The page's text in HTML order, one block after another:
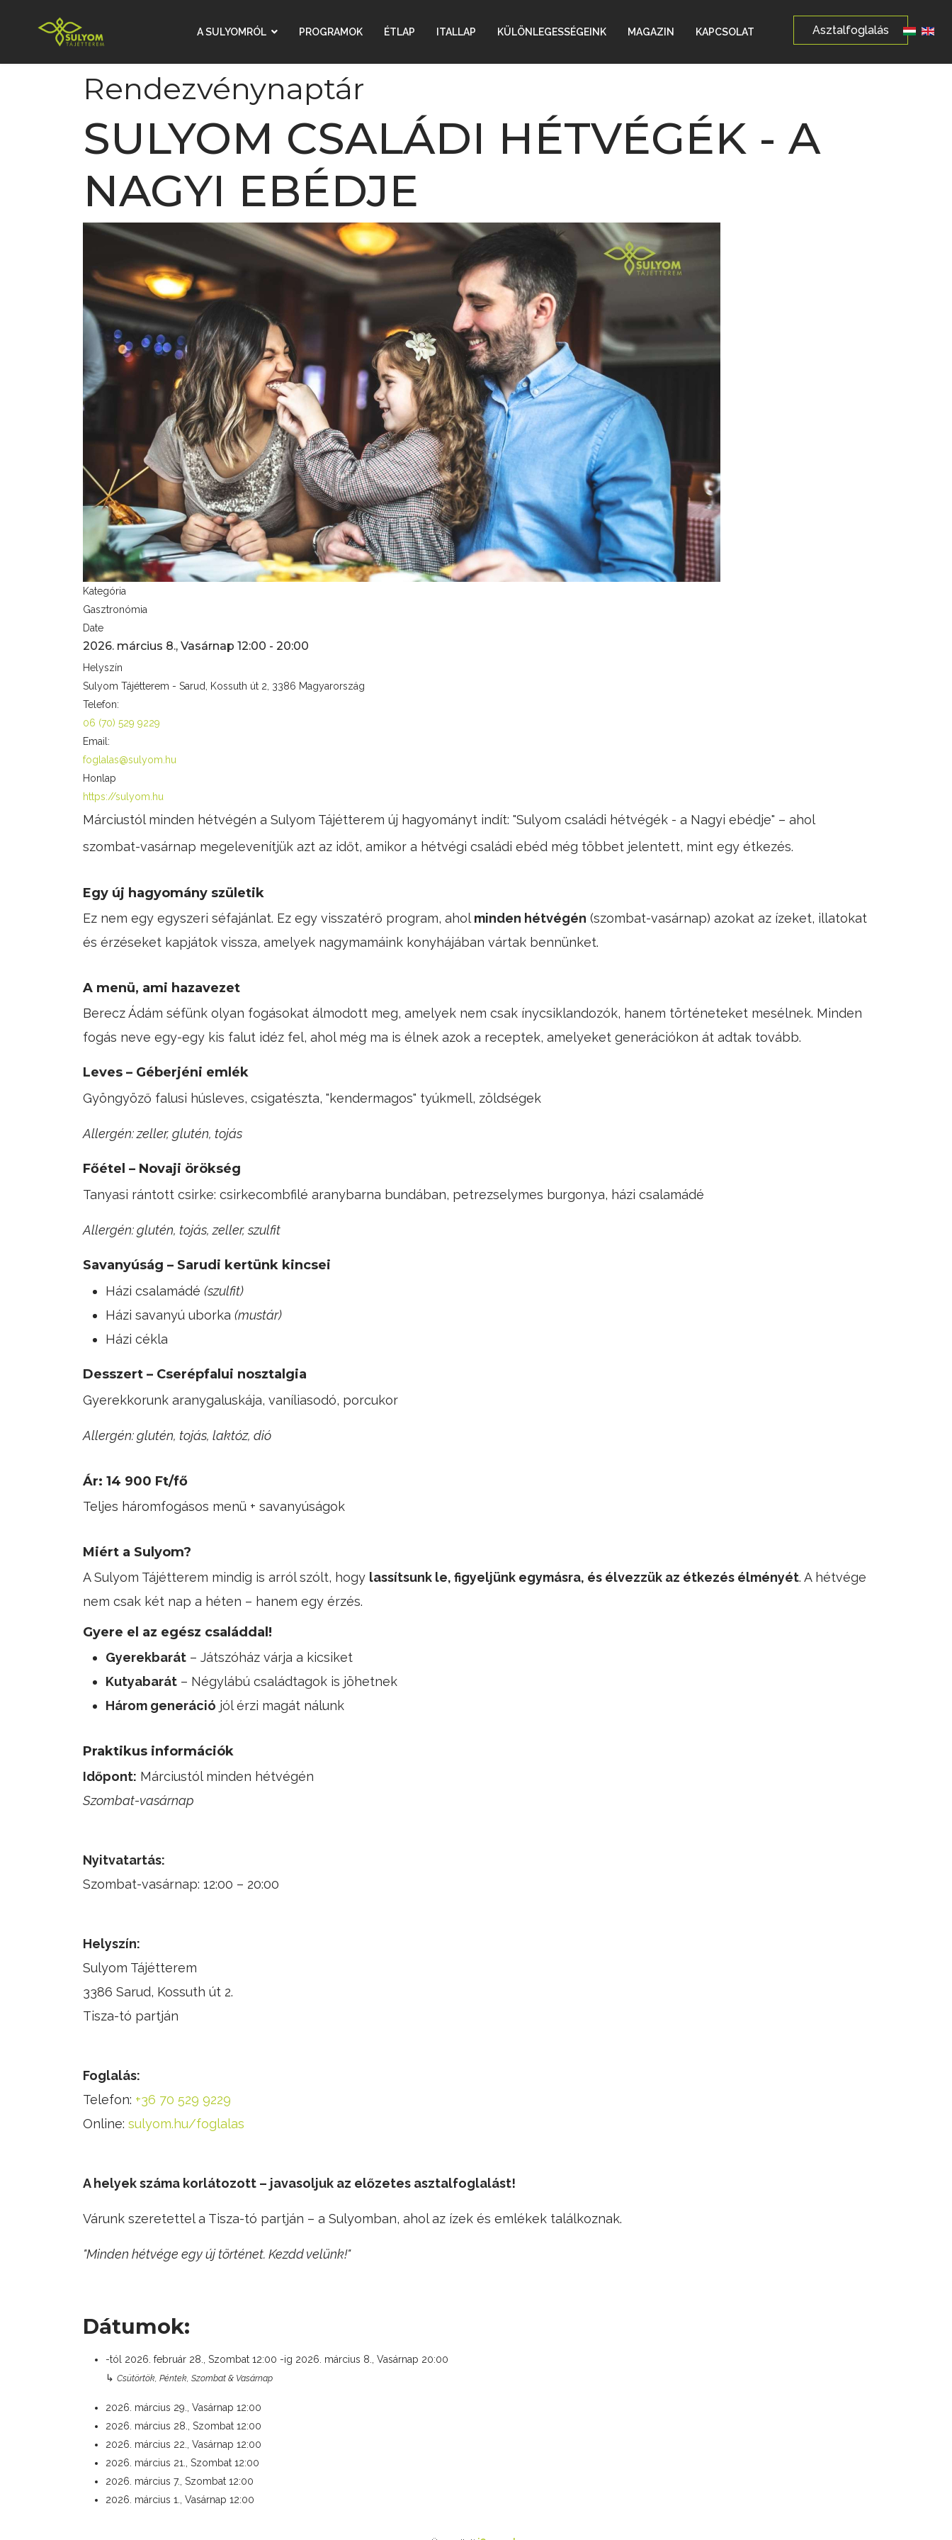
A SULYOMRÓL PROGRAMOK ÉTLAP ITALLAP KÜLÖNLEGESSÉGEINK MAGAZIN KAPCSOLAT Asztalfoglalás
Rendezvénynaptár
SULYOM CSALÁDI HÉTVÉGÉK - A
NAGYI EBÉDJE
Kategória
Gasztronómia
Date
2026. március 8., Vasárnap 12:00 - 20:00
Helyszín
Sulyom Tájétterem - Sarud, Kossuth út 2, 3386 Magyarország
Telefon:
06 (70) 529 9229
Email:
foglalas@sulyom.hu
Honlap
https://sulyom.hu
Márciustól minden hétvégén a Sulyom Tájétterem új hagyományt indít: "Sulyom családi hétvégék - a Nagyi ebédje" – ahol
szombat-vasárnap megelevenítjük azt az időt, amikor a hétvégi családi ebéd még többet jelentett, mint egy étkezés.
Egy új hagyomány születik
Ez nem egy egyszeri séfajánlat. Ez egy visszatérő program, ahol minden hétvégén (szombat-vasárnap) azokat az ízeket, illatokat
és érzéseket kapjátok vissza, amelyek nagymamáink konyhájában vártak bennünket.
A menü, ami hazavezet
Berecz Ádám séfünk olyan fogásokat álmodott meg, amelyek nem csak ínycsiklandozók, hanem történeteket mesélnek. Minden
fogás neve egy-egy kis falut idéz fel, ahol még ma is élnek azok a receptek, amelyeket generációkon át adtak tovább.
Leves – Géberjéni emlék
Gyöngyöző falusi húsleves, csigatészta, "kendermagos" tyúkmell, zöldségek
Allergén: zeller, glutén, tojás
Főétel – Novaji örökség
Tanyasi rántott csirke: csirkecombfilé aranybarna bundában, petrezselymes burgonya, házi csalamádé
Allergén: glutén, tojás, zeller, szulfit
Savanyúság – Sarudi kertünk kincsei
Házi csalamádé (szulfit)
Házi savanyú uborka (mustár)
Házi cékla
Desszert – Cserépfalui nosztalgia
Gyerekkorunk aranygaluskája, vaníliasodó, porcukor
Allergén: glutén, tojás, laktóz, dió
Ár: 14 900 Ft/fő
Teljes háromfogásos menü + savanyúságok
Miért a Sulyom?
A Sulyom Tájétterem mindig is arról szólt, hogy lassítsunk le, figyeljünk egymásra, és élvezzük az étkezés élményét. A hétvége
nem csak két nap a héten – hanem egy érzés.
Gyere el az egész családdal!
Gyerekbarát – Játszóház várja a kicsiket
Kutyabarát – Négylábú családtagok is jöhetnek
Három generáció jól érzi magát nálunk
Praktikus információk
Időpont: Márciustól minden hétvégén
Szombat-vasárnap
Nyitvatartás:
Szombat-vasárnap: 12:00 – 20:00
Helyszín:
Sulyom Tájétterem
3386 Sarud, Kossuth út 2.
Tisza-tó partján
Foglalás:
Telefon: +36 70 529 9229
Online: sulyom.hu/foglalas
A helyek száma korlátozott – javasoljuk az előzetes asztalfoglalást!
Várunk szeretettel a Tisza-tó partján – a Sulyomban, ahol az ízek és emlékek találkoznak.
"Minden hétvége egy új történet. Kezdd velünk!"
Dátumok:
-tól 2026. február 28., Szombat 12:00 -ig 2026. március 8., Vasárnap 20:00
↳ Csütörtök, Péntek, Szombat & Vasárnap
2026. március 29., Vasárnap 12:00
2026. március 28., Szombat 12:00
2026. március 22., Vasárnap 12:00
2026. március 21., Szombat 12:00
2026. március 7., Szombat 12:00
2026. március 1., Vasárnap 12:00